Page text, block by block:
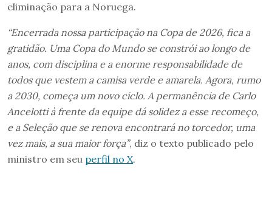
eliminação para a Noruega.
“Encerrada nossa participação na Copa de 2026, fica a
gratidão. Uma Copa do Mundo se constrói ao longo de
anos, com disciplina e a enorme responsabilidade de
todos que vestem a camisa verde e amarela. Agora, rumo
a 2030, começa um novo ciclo. A permanência de Carlo
Ancelotti à frente da equipe dá solidez a esse recomeço,
e a Seleção que se renova encontrará no torcedor, uma
vez mais, a sua maior força”, diz o texto publicado pelo
ministro em seu perfil no X.